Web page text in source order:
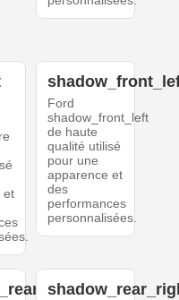
et
Ford
shadow_front_left
de haute
qualité utilisé
pour une
apparence et
des
performances
personnalisées.